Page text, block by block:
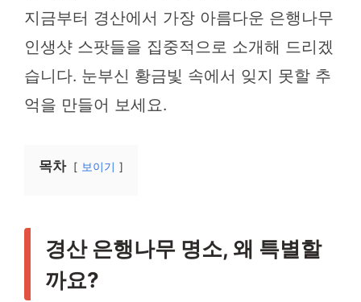
지금부터 경산에서 가장 아름다운 은행나무
인생샷 스팟들을 집중적으로 소개해 드리겠
습니다. 눈부신 황금빛 속에서 잊지 못할 추
억을 만들어 보세요.
목차 보이기
경산 은행나무 명소, 왜 특별할
까요?